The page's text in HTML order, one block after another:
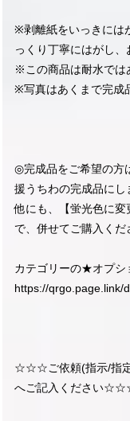
※剥離紙をいっきには
っくり丁寧にはがし、
※この商品は耐水では
※写真はあくまで完成
◎完成品をご希望の
援うちわの完成品にし
他にも、【蛍光色に
で、併せてご購入くだ
カテゴリーの★オプ
https://qrgo.page.link/
☆☆☆ご依頼(指示/指定
へご記入ください